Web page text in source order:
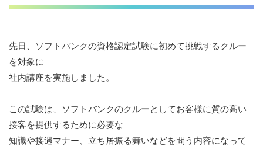
先日、ソフトバンクの資格認定試験に初めて挑戦するクルー
を対象に
社内講座を実施しました。
この試験は、ソフトバンクのクルーとしてお客様に質の高い
接客を提供するために必要な
知識や接遇マナー、立ち居振る舞いなどを問う内容になって